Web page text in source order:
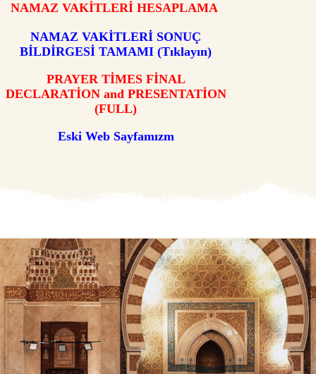
NAMAZ VAKİTLERİ HESAPLAMA
NAMAZ VAKİTLERİ SONUÇ
BİLDİRGESİ TAMAMI (Tıklayın)
PRAYER TİMES FİNAL
DECLARATİON and PRESENTATİON
(FULL)
Eski Web Sayfamızm